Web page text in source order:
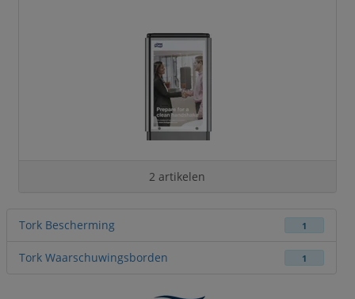
2 artikelen
Tork Bescherming 1
Tork Waarschuwingsborden 1